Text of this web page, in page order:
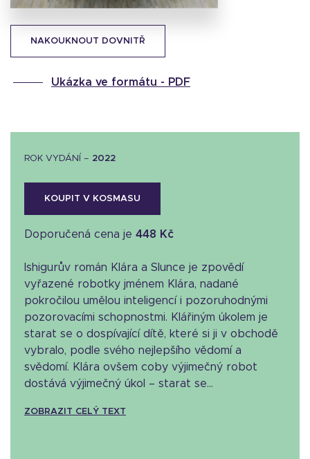
NAKOUKNOUT DOVNITŘ
Ukázka ve formátu - PDF
ROK VYDÁNÍ – 2022
KOUPIT V KOSMASU
Doporučená cena je 448 Kč
Ishigurův román Klára a Slunce je zpovědí
vyřazené robotky jménem Klára, nadané
pokročilou umělou inteligencí i pozoruhodnými
pozorovacími schopnostmi. Klářiným úkolem je
starat se o dospívající dítě, které si ji v obchodě
vybralo, podle svého nejlepšího vědomí a
svědomí. Klára ovšem coby výjimečný robot
dostává výjimečný úkol – starat se...
ZOBRAZIT CELÝ TEXT